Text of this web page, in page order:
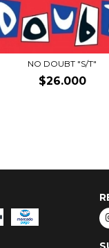
NO DOUBT "S/T"
$26.000